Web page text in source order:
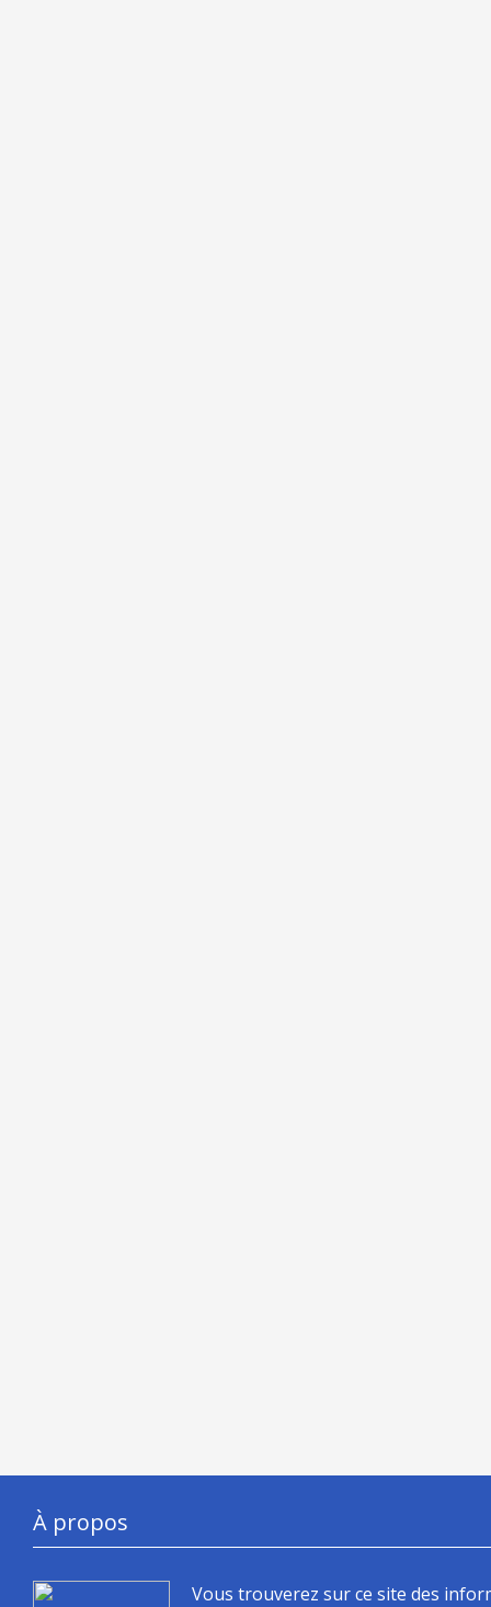
À propos
Vous trouverez sur ce site des